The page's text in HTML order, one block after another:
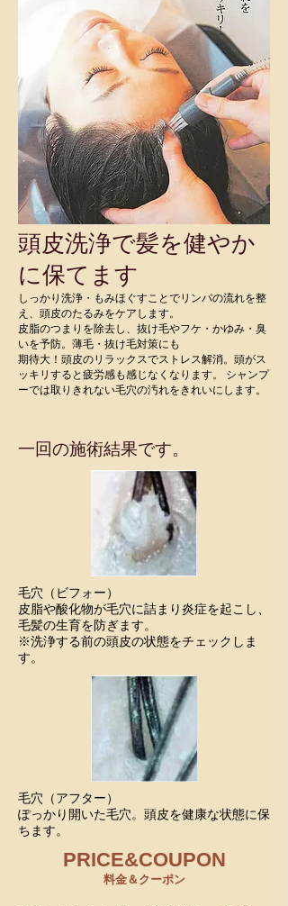
頭皮洗浄で髪を健やか
に保てます
しっかり洗浄・もみほぐすことでリンパの流れを整
え、頭皮のたるみをケアします。
皮脂のつまりを除去し、抜け毛やフケ・かゆみ・臭
いを予防。薄毛・抜け毛対策にも
期待大！頭皮のリラックスでストレス解消。頭がス
ッキリすると疲労感も感じなくなります。 シャンプ
ーでは取りきれない毛穴の汚れをきれいにします。
一回の施術結果です。
毛穴（ビフォー）
皮脂や酸化物が毛穴に詰まり炎症を起こし、
毛髪の生育を防ぎます。
※洗浄する前の頭皮の状態をチェックしま
す。
毛穴（アフター）
ぽっかり開いた毛穴。頭皮を健康な状態に保
ちます。
PRICE&COUPON
料金＆クーポン